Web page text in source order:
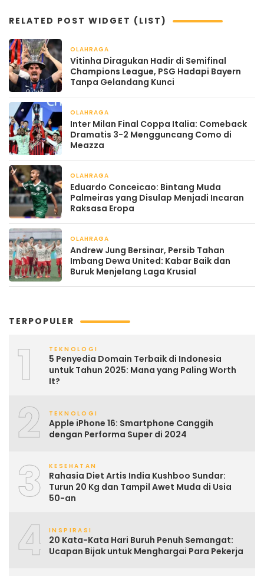
RELATED POST WIDGET (LIST)
OLAHRAGA
Vitinha Diragukan Hadir di Semifinal
Champions League, PSG Hadapi Bayern
Tanpa Gelandang Kunci
OLAHRAGA
Inter Milan Final Coppa Italia: Comeback
Dramatis 3-2 Mengguncang Como di
Meazza
OLAHRAGA
Eduardo Conceicao: Bintang Muda
Palmeiras yang Disulap Menjadi Incaran
Raksasa Eropa
OLAHRAGA
Andrew Jung Bersinar, Persib Tahan
Imbang Dewa United: Kabar Baik dan
Buruk Menjelang Laga Krusial
TERPOPULER
1 TEKNOLOGI
5 Penyedia Domain Terbaik di Indonesia
untuk Tahun 2025: Mana yang Paling Worth
It?
2 TEKNOLOGI
Apple iPhone 16: Smartphone Canggih
dengan Performa Super di 2024
3 KESEHATAN
Rahasia Diet Artis India Kushboo Sundar:
Turun 20 Kg dan Tampil Awet Muda di Usia
50-an
4 INSPIRASI
20 Kata-Kata Hari Buruh Penuh Semangat:
Ucapan Bijak untuk Menghargai Para Pekerja